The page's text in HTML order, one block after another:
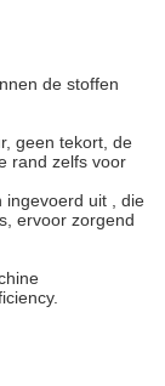
de stoffen
geen tekort, de
rand zelfs voor
ingevoerd uit , die
ervoor zorgend